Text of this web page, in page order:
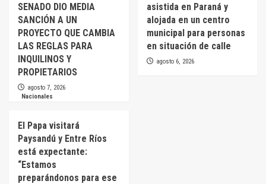
SENADO DIO MEDIA
SANCIÓN A UN
PROYECTO QUE CAMBIA
LAS REGLAS PARA
INQUILINOS Y
PROPIETARIOS
agosto 7, 2026
asistida en Paraná y
alojada en un centro
municipal para personas
en situación de calle
agosto 6, 2026
Nacionales
El Papa visitará
Paysandú y Entre Ríos
está expectante:
“Estamos
preparándonos para ese